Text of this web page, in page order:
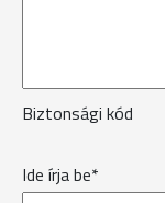
Biztonsági kód
Ide írja be*